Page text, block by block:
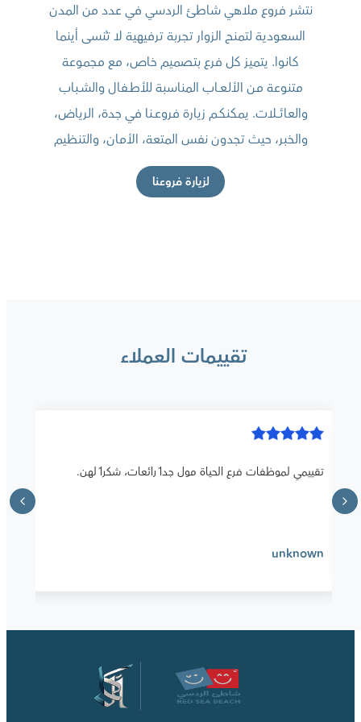
نتشر فروع ملاهي شاطئ الردسي في عدد من المدن
السعودية لتمنح الزوار تجربة ترفيهية لا تُنسى أينما
كانوا. يتميز كل فرع بتصميم خاص، مع مجموعة
متنوعة مـن الألـعــاب المناسبة للأطــفال والشــباب
والعائــــلات. يمكنكــم زيارة فروعــنا في جدة، الرياض،
والخبر، حيث تجدون نفس المتعة، الأمان، والتنظيم
لزيارة فروعنا
تقييمات العملاء
تقييمي لموظفات فرع الحياة مول جداً رائعات، شكراً لهن.
unknown